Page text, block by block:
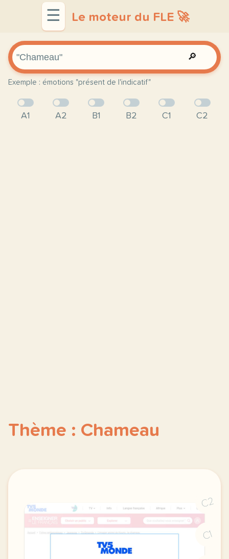
☰ Le moteur du FLE 🚀
🔎
Exemple : émotions "présent de l'indicatif"
A1 A2 B1 B2 C1 C2
Thème : Chameau
C2
C1